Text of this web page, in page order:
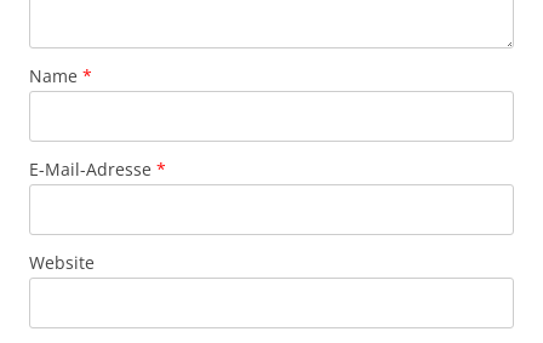
Name *
E-Mail-Adresse *
Website